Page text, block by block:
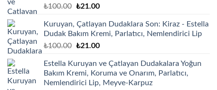
₺100.00 Orijinal
₺100.00.
₺21.00Şu
fiyat:
₺21.00.
Kuruyan, Çatlayan Dudaklara Son: Kiraz - Estella
Dudak Bakım Kremi, Parlatıcı, Nemlendirici Lip
₺100.00 Orijinal
₺100.00.
₺21.00Şu
fiyat:
₺21.00.
Estella Kuruyan ve Çatlayan Dudakalara Yoğun
Bakım Kremi, Koruma ve Onarım, Parlatıcı,
Nemlendirici Lip, Meyve-Karpuz